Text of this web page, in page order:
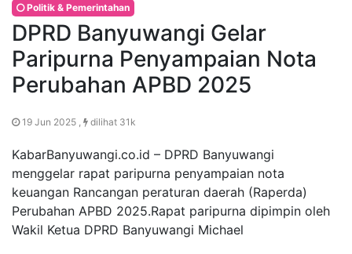
Politik & Pemerintahan
DPRD Banyuwangi Gelar
Paripurna Penyampaian Nota
Perubahan APBD 2025
19 Jun 2025 , dilihat 31k
KabarBanyuwangi.co.id – DPRD Banyuwangi
menggelar rapat paripurna penyampaian nota
keuangan Rancangan peraturan daerah (Raperda)
Perubahan APBD 2025.Rapat paripurna dipimpin oleh
Wakil Ketua DPRD Banyuwangi Michael